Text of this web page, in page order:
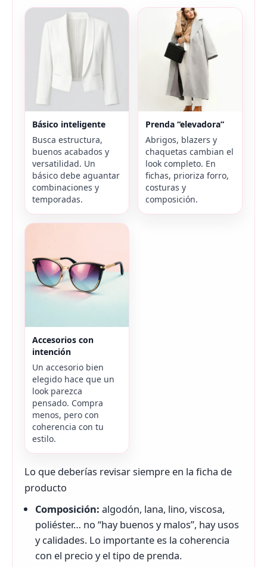
Básico inteligente
Busca estructura,
buenos acabados y
versatilidad. Un
básico debe aguantar
combinaciones y
temporadas.
Prenda “elevadora”
Abrigos, blazers y
chaquetas cambian el
look completo. En
fichas, prioriza forro,
costuras y
composición.
Accesorios con
intención
Un accesorio bien
elegido hace que un
look parezca
pensado. Compra
menos, pero con
coherencia con tu
estilo.
Lo que deberías revisar siempre en la ficha de
producto
Composición: algodón, lana, lino, viscosa,
poliéster… no “hay buenos y malos”, hay usos
y calidades. Lo importante es la coherencia
con el precio y el tipo de prenda.